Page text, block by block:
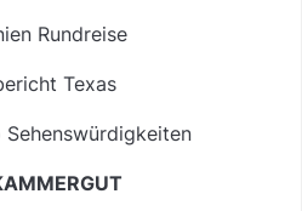
Rundreise
Texas
Sehenswürdigkeiten